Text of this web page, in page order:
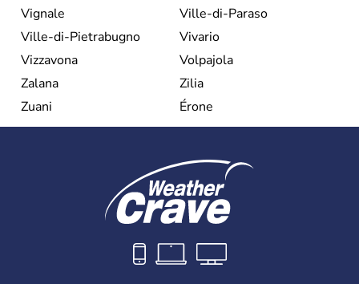
Vignale
Ville-di-Paraso
Ville-di-Pietrabugno
Vivario
Vizzavona
Volpajola
Zalana
Zilia
Zuani
Érone